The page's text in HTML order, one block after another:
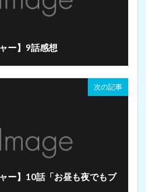
ー】9話感想
次の記事
ー】10話「お昼も夜でもブ